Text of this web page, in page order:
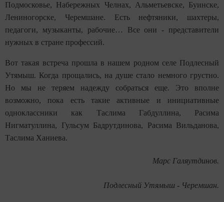
Подмосковье, Набережных Челнах, Альметьевске, Буинске,
Лениногорске, Черемшане. Есть нефтяники, шахтеры,
педагоги, музыканты, рабочие… Все они - представители
нужных в стране профессий.
Вот такая встреча прошла в нашем родном селе Подлесный
Утямыш. Когда прощались, на душе стало немного грустно.
Но мы не теряем надежду собраться еще. Это вполне
возможно, пока есть такие активные и инициативные
одноклассники как Таслима Габдуллина, Расима
Нигматуллина, Гульсум Бадрутдинова, Расима Вильданова,
Таслима Ханиева.
Марс Галяутдинов.
Подлесный Утямыш - Черемшан.